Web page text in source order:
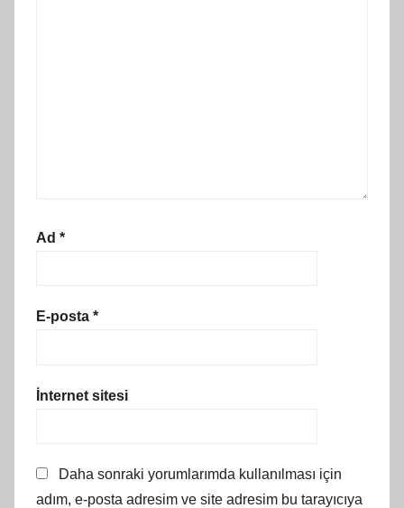
Ad *
E-posta *
İnternet sitesi
Daha sonraki yorumlarımda kullanılması için
adım, e-posta adresim ve site adresim bu tarayıcıya